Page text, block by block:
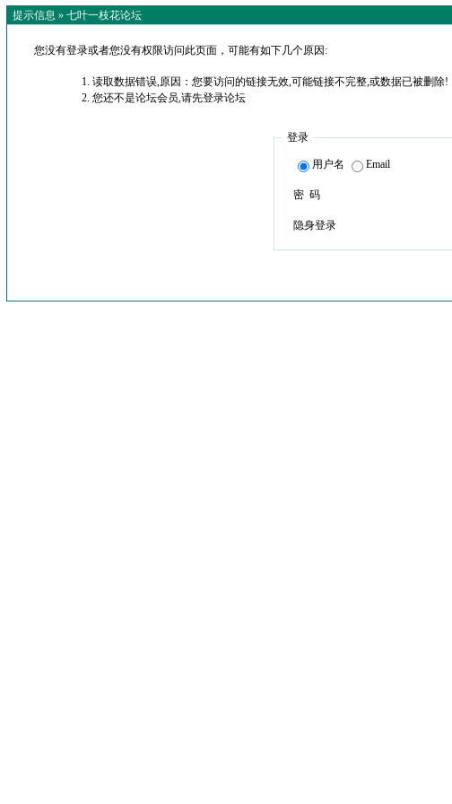
提示信息 » 七叶一枝花论坛
您没有登录或者您没有权限访问此页面，可能有如下几个原因:
读取数据错误,原因：您要访问的链接无效,可能链接不完整,或数据已被删除!
您还不是论坛会员,请先登录论坛
登录
用户名 Email
密 码
隐身登录